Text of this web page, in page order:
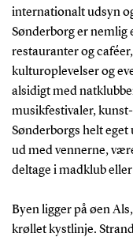
internationalt udsyn
Sønderborg er nemlig
restauranter og
kulturoplevelser og
alsidigt med
musikfestivaler,
Sønderborgs helt
ud med vennerne,
deltage i madklub
Byen ligger på øen
krøllet kystlinje.